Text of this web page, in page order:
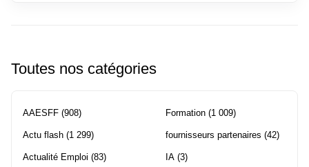
Toutes nos catégories
AAESFF (908)
Actu flash (1 299)
Actualité Emploi (83)
Formation (1 009)
fournisseurs partenaires (42)
IA (3)